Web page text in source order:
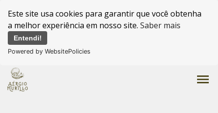
Este site usa cookies para garantir que você obtenha
a melhor experiência em nosso site. Saber mais
Entendi!
Powered by WebsitePolicies
menu